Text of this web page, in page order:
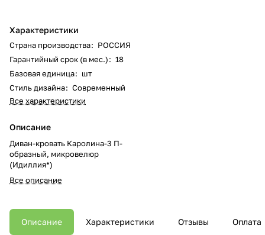
Характеристики
Страна производства: РОССИЯ
Гарантийный срок (в мес.): 18
Базовая единица: шт
Стиль дизайна: Современный
Все характеристики
Описание
Диван-кровать Каролина-3 П-
образный, микровелюр
(Идиллия*)
Все описание
Описание Характеристики Отзывы Оплата